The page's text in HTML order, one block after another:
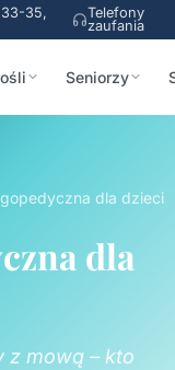
35,
Telefony
zaufania
Seniorzy
dla dzieci
dla
z mową – kto